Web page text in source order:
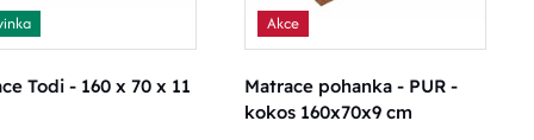
Todi - 160 x 70 x 11
Akce
Matrace pohanka - PUR -
kokos 160x70x9 cm